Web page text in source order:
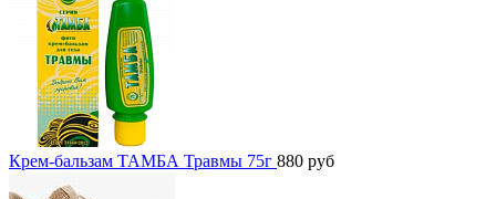
Крем-бальзам ТАМБА Травмы 75г 880 руб